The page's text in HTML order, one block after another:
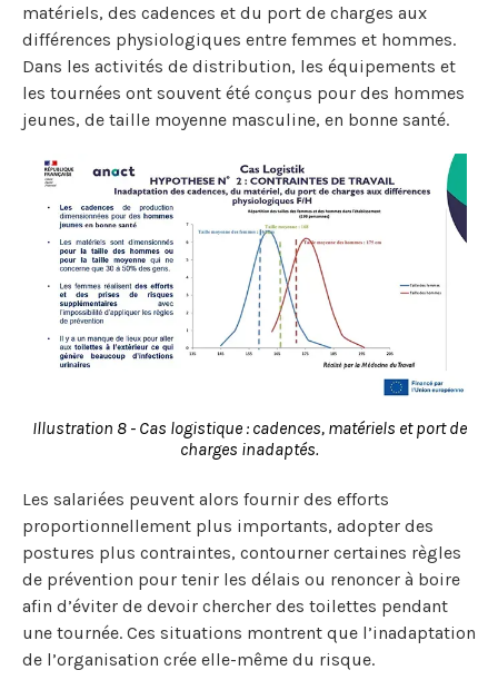
matériels, des cadences et du port de charges aux
différences physiologiques entre femmes et hommes.
Dans les activités de distribution, les équipements et
les tournées ont souvent été conçus pour des hommes
jeunes, de taille moyenne masculine, en bonne santé.
Illustration 8 - Cas logistique : cadences, matériels et port de
charges inadaptés.
Les salariées peuvent alors fournir des efforts
proportionnellement plus importants, adopter des
postures plus contraintes, contourner certaines règles
de prévention pour tenir les délais ou renoncer à boire
afin d’éviter de devoir chercher des toilettes pendant
une tournée. Ces situations montrent que l’inadaptation
de l’organisation crée elle-même du risque.